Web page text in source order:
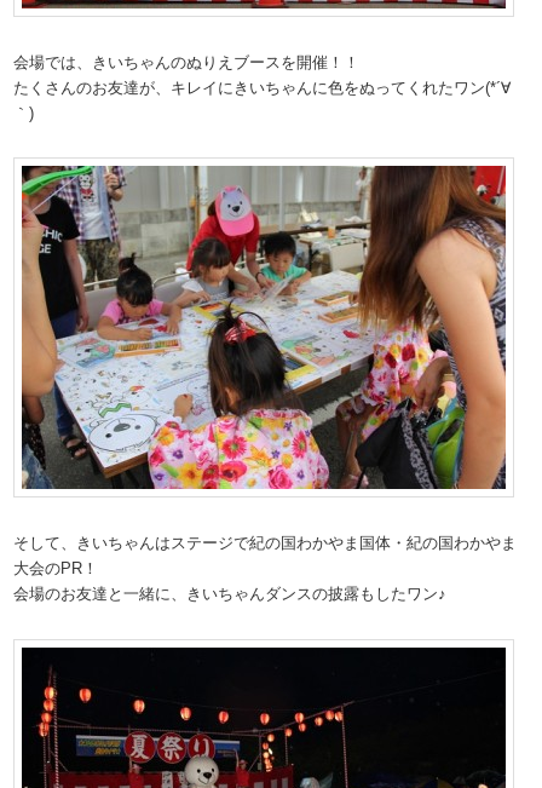
会場では、きいちゃんのぬりえブースを開催！！
たくさんのお友達が、キレイにきいちゃんに色をぬってくれたワン(*´∀
｀)
そして、きいちゃんはステージで紀の国わかやま国体・紀の国わかやま
大会のPR！
会場のお友達と一緒に、きいちゃんダンスの披露もしたワン♪